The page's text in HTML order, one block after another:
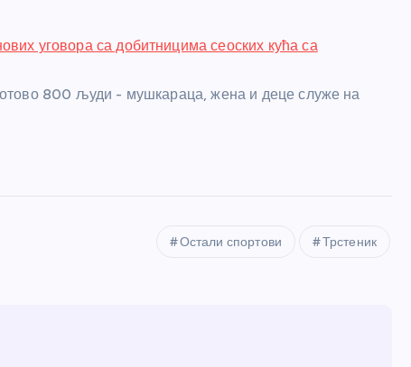
уговора са добитницима сеоских кућа са
800 људи - мушкараца, жена и деце служе на
Остали спортови Трстеник